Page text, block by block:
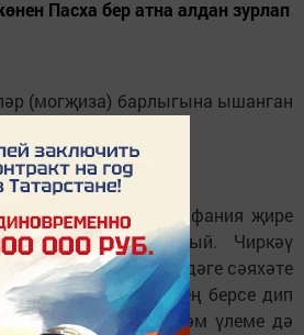
Пасха бер атна алдан зурлап
(могҗиза) барлыгына ышанган
терелеп торуы
4 көн үле булган Вифания җире
кодрәт ясый. Чиркәү
Христосның җирдәге сәяхәте
мөһим кодрәтләрнең берсе дип
тормышы да һәм үлеме дә